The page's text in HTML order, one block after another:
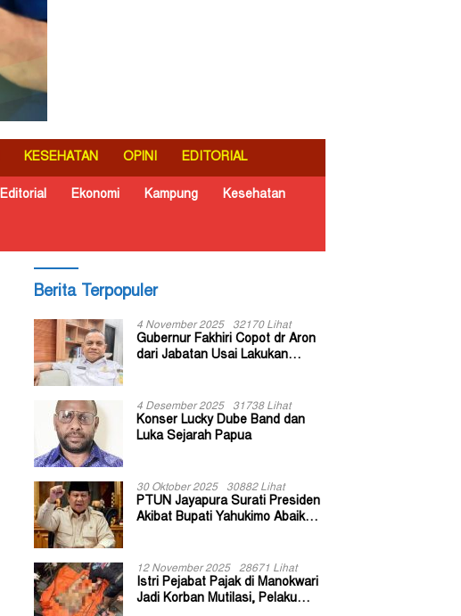
KESEHATAN OPINI EDITORIAL
Editorial Ekonomi Kampung Kesehatan
Berita Terpopuler
4 November 2025 32170 Lihat
Gubernur Fakhiri Copot dr Aron
dari Jabatan Usai Lakukan
4 Desember 2025 31738 Lihat
Konser Lucky Dube Band dan
Luka Sejarah Papua
30 Oktober 2025 30882 Lihat
PTUN Jayapura Surati Presiden
Akibat Bupati Yahukimo Abaikan
12 November 2025 28671 Lihat
Istri Pejabat Pajak di Manokwari
Jadi Korban Mutilasi, Pelaku